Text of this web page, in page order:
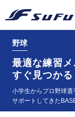
野球
最適な練習
すぐ見つかる
小学生からプロ野球
サポートしてきた